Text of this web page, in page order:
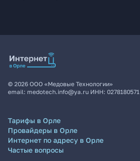
© 2026 ООО «Медовые Технологии»
email: medotech.info@ya.ru ИНН: 0278180571
Тарифы в Орле
Провайдеры в Орле
Интернет по адресу в Орле
Частые вопросы